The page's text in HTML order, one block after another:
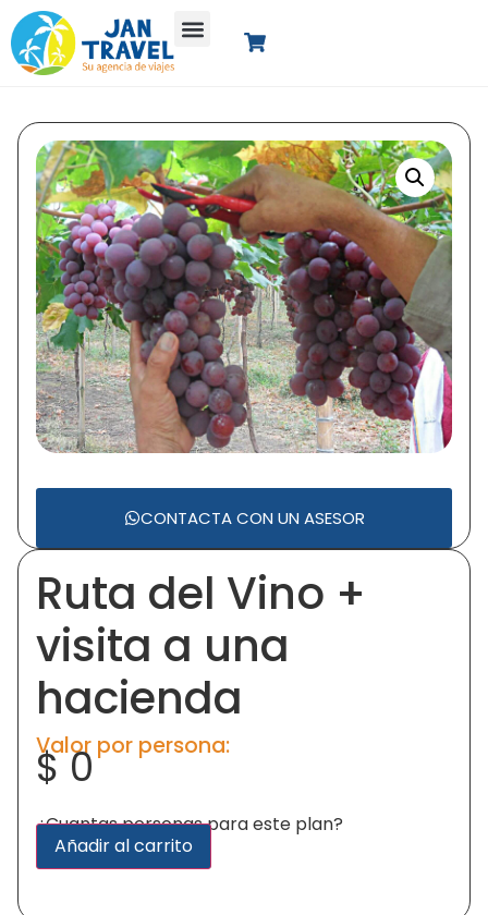
CONTACTA CON UN ASESOR
Ruta del Vino +
visita a una
hacienda
Valor por persona:
$0
¿Cuantas personas para este plan?
Añadir al carrito
Alternative: